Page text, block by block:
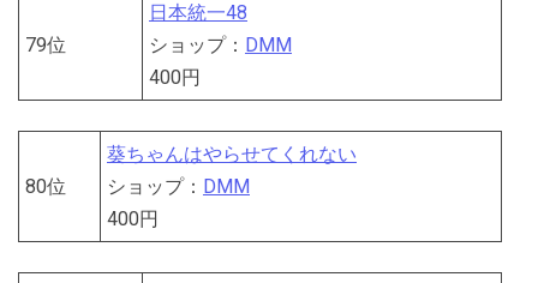
79位
日本統一48
ショップ： DMM
400円
80位
葵ちゃんはやらせてくれない
ショップ： DMM
400円